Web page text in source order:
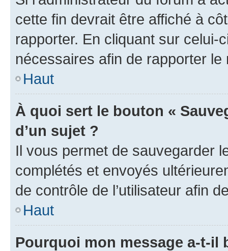
cette fin devrait être affiché à
rapporter. En cliquant sur
nécessaires afin de rapporter le
Haut
À quoi sert le bouton «
d’un sujet ?
Il vous permet de sauvegarder
complétés et envoyés
de contrôle de l’utilisateur afin
Haut
Pourquoi mon message a-t-il